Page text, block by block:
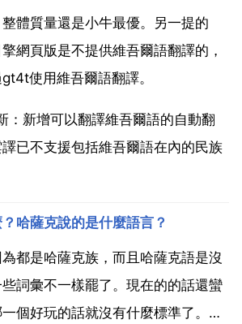
體質量還是小牛最優。另一提的
網頁版是不提供維吾爾語翻譯的，
使用維吾爾語翻譯。
新增可以翻譯維吾爾語的自動翻
已不支援包括維吾爾語在內的民族
哈薩克說的是什麼語言？
都是哈薩克族，而且哈薩克語是沒
詞彙不一樣罷了。現在的的話還蠻
個好玩的話就沒有什麼標準了。哈